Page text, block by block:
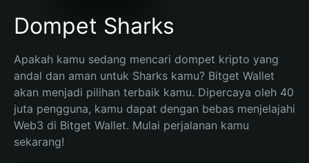
Dompet Sharks
Apakah kamu sedang mencari dompet kripto yang
andal dan aman untuk Sharks kamu? Bitget Wallet
akan menjadi pilihan terbaik kamu. Dipercaya oleh 40
juta pengguna, kamu dapat dengan bebas menjelajahi
Web3 di Bitget Wallet. Mulai perjalanan kamu
sekarang!